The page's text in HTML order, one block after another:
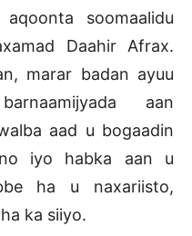
soomaalidu
Daahir Afrax.
marar badan ayuu
aan
aad u bogaadin
iyo habka aan u
ha u naxariisto,
ka siiyo.